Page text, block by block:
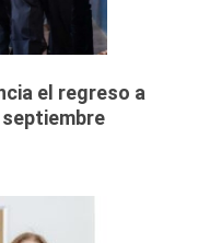
el regreso a